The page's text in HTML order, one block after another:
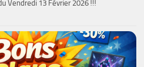
Vendredi 13 Février 2026 !!!